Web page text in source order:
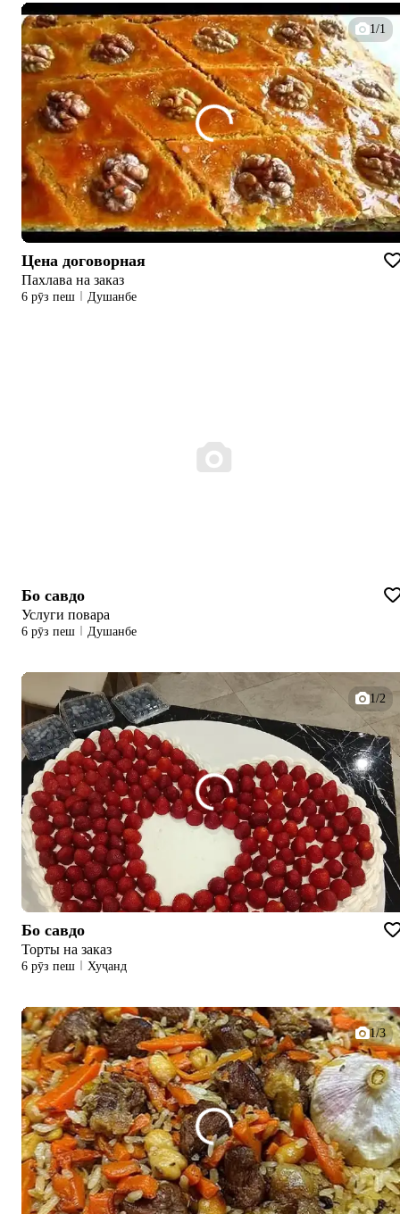
1/1
Цена договорная
Пахлава на заказ
6 рӯз пеш Душанбе
Бо савдо
Услуги повара
6 рӯз пеш Душанбе
1/2
Бо савдо
Торты на заказ
6 рӯз пеш Хуҷанд
1/3